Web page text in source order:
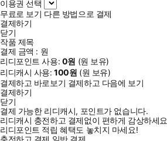
이용권 선택
무료로 보기 다른 방법으로 결제
결제하기
닫기
작품 제목
결제 금액 : 원
리디포인트 사용: 0원 (원 보유)
리디캐시 사용:100원 (원 보유)
결제하고 바로보기 결제하고 다음에 보기
결제하기
닫기
결제 가능한 리디캐시, 포인트가 없습니다.
리디캐시 충전하고 결제없이 편하게 감상하세
리디포인트 적립 혜택도 놓치지 마세요!
충전하고 결제 일반 결제